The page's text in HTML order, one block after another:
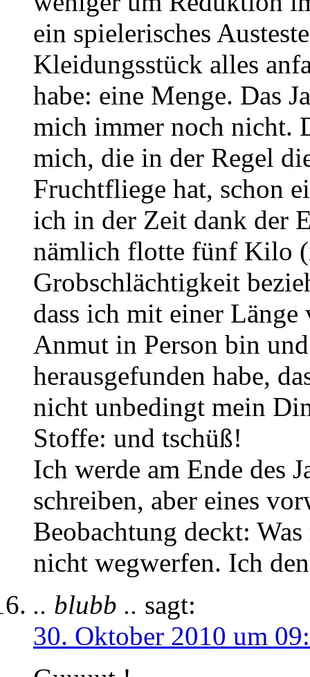
ein spielerisches
Kleidungsstück alles
habe: eine Menge. Das
mich immer noch nicht.
mich, die in der Regel
Fruchtfliege hat, schon
ich in der Zeit dank der
nämlich flotte fünf Kilo
Grobschlächtigkeit
dass ich mit einer
Anmut in Person bin
herausgefunden habe,
nicht unbedingt mein
Stoffe: und tschüß!
Ich werde am Ende des
schreiben, aber eines
Beobachtung deckt:
nicht wegwerfen. Ich
.. blubb .. sagt:
30. Oktober 2010 um